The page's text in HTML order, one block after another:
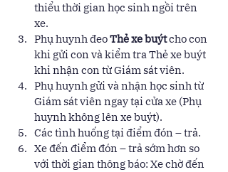
thiểu thời gian học sinh ngồi trên
xe.
Phụ huynh đeo Thẻ xe buýt cho con
khi gửi con và kiểm tra Thẻ xe buýt
khi nhận con từ Giám sát viên.
Phụ huynh gửi và nhận học sinh từ
Giám sát viên ngay tại cửa xe (Phụ
huynh không lên xe buýt).
Các tình huống tại điểm đón – trả.
Xe đến điểm đón – trả sớm hơn so
với thời gian thông báo: Xe chờ đến